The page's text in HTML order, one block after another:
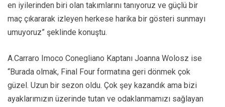
en iyilerinden biri olan takımlarını tanıyoruz ve güçlü bir
maç çıkararak izleyen herkese harika bir gösteri sunmayı
umuyoruz” şeklinde konuştu.
A.Carraro Imoco Conegliano Kaptanı Joanna Wolosz ise
“Burada olmak, Final Four formatına geri dönmek çok
güzel. Uzun bir sezon oldu. Çok şey kazandık ama bizi
ayaklarımızın üzerinde tutan ve odaklanmamızı sağlayan